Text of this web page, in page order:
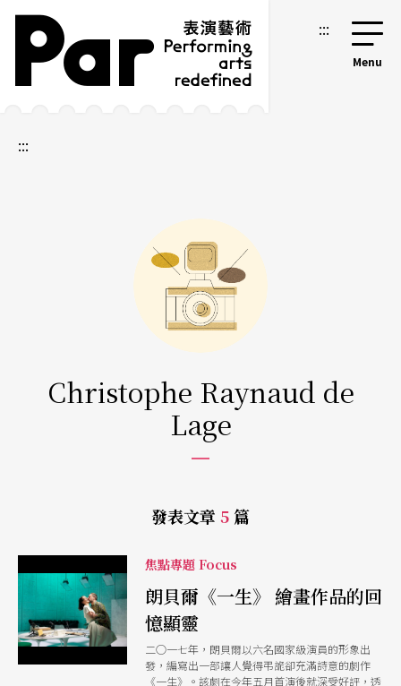
跳到主要內容區塊
網站導覽 :::
:::
Christophe Raynaud de
Lage
發表文章 5 篇
焦點專題 Focus
朗貝爾《一生》 繪畫作品的回
憶顯靈
二○一七年，朗貝爾以六名國家級演員的形象出
發，編寫出一部讓人覺得弔詭卻充滿詩意的劇作
《一生》。該劇在今年五月首演後就深受好評，透